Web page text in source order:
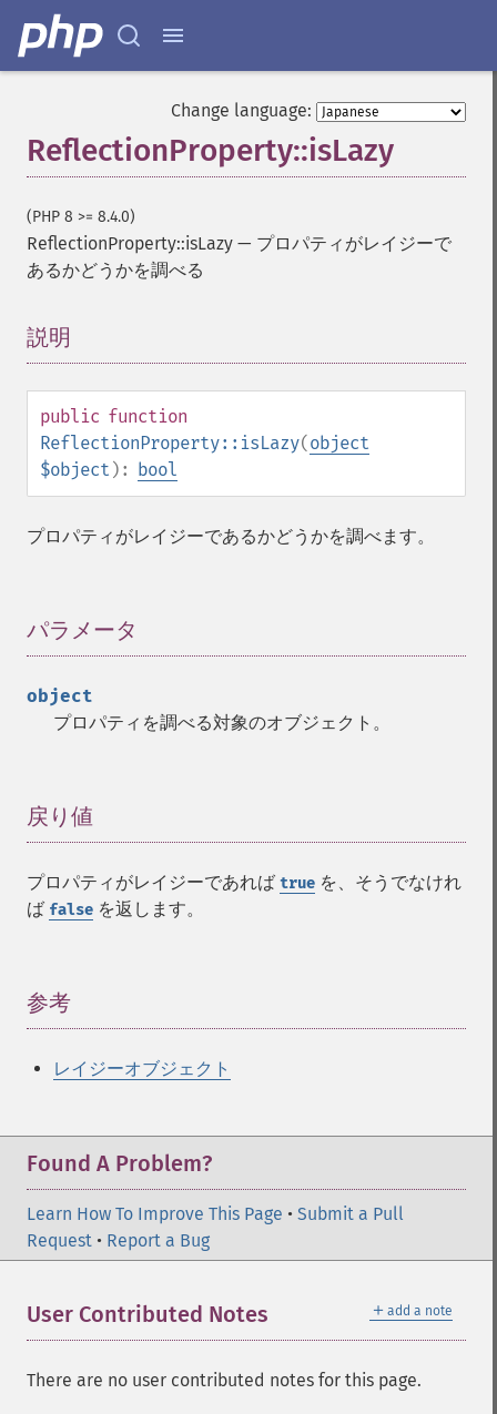
Change language:
ReflectionProperty::isLazy
(PHP 8 >= 8.4.0)
ReflectionProperty::isLazy — プロパティがレイジーで
あるかどうかを調べる
説明
public function
ReflectionProperty::isLazy(object
$object ): bool
プロパティがレイジーであるかどうかを調べます。
パラメータ
object
プロパティを調べる対象のオブジェクト。
戻り値
プロパティがレイジーであれば true を、そうでなけれ
ば false を返します。
参考
レイジーオブジェクト
Found A Problem?
Learn How To Improve This Page • Submit a Pull
Request • Report a Bug
＋ add a note
User Contributed Notes
There are no user contributed notes for this page.